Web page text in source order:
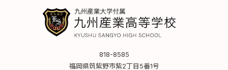
818-8585
福岡県筑紫野市紫2丁目5番1号